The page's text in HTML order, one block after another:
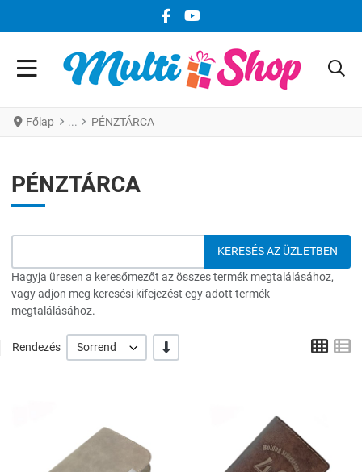
FACEBOOK KÖZÖSSÉGI LINK
YOUTUBE KÖZÖSSÉGI LINK
Főlap PÉNZTÁRCA
PÉNZTÁRCA
Hagyja üresen a keresőmezőt az összes termék megtalálásához,
vagy adjon meg keresési kifejezést egy adott termék
megtalálásához.
Rendezés Sorrend -/+ Grid
Összehasonlítás